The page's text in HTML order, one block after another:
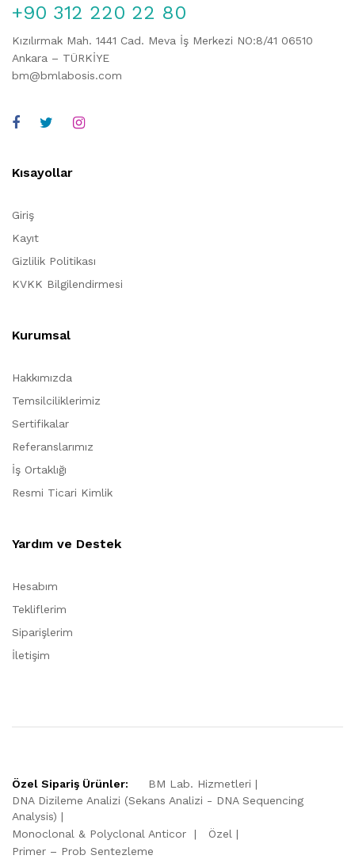
+90 312 220 22 80
Kızılırmak Mah. 1441 Cad. Meva İş Merkezi NO:8/41 06510
Ankara – TÜRKİYE
bm@bmlabosis.com
Kısayollar
Giriş
Kayıt
Gizlilik Politikası
KVKK Bilgilendirmesi
Kurumsal
Hakkımızda
Temsilciliklerimiz
Sertifikalar
Referanslarımız
İş Ortaklığı
Resmi Ticari Kimlik
Yardım ve Destek
Hesabım
Tekliflerim
Siparişlerim
İletişim
Özel Sipariş Ürünler:
BM Lab. Hizmetleri
DNA Dizileme Analizi (Sekans Analizi - DNA Sequencing
Analysis)
Monoclonal & Polyclonal Anticor
Özel
Primer – Prob Sentezleme